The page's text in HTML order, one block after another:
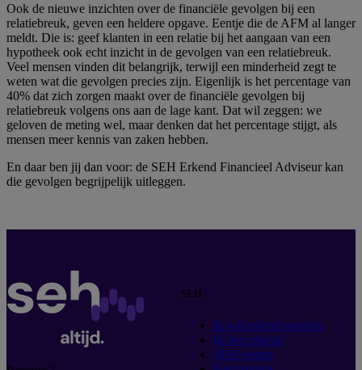
Ook de nieuwe inzichten over de financiële gevolgen bij een
relatiebreuk, geven een heldere opgave. Eentje die de AFM al langer
meldt. Die is: geef klanten in een relatie bij het aangaan van een
hypotheek ook echt inzicht in de gevolgen van een relatiebreuk.
Veel mensen vinden dit belangrijk, terwijl een minderheid zegt te
weten wat die gevolgen precies zijn. Eigenlijk is het percentage van
40% dat zich zorgen maakt over de financiële gevolgen bij
relatiebreuk volgens ons aan de lage kant. Dat wil zeggen: we
geloven de meting wel, maar denken dat het percentage stijgt, als
mensen meer kennis van zaken hebben.
En daar ben jij dan voor: de SEH Erkend Financieel Adviseur kan
die gevolgen begrijpelijk uitleggen.
SEH
Ik wil erkend worden
Ik ben erkend
SEH events